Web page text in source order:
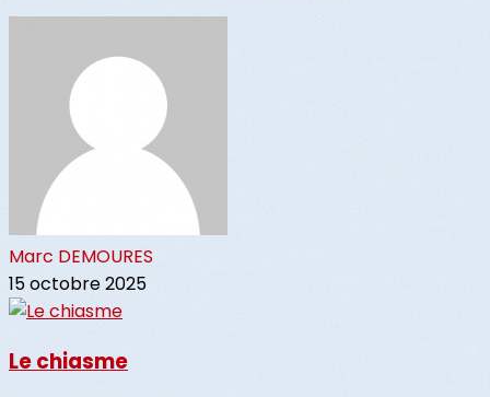
Marc DEMOURES
15 octobre 2025
Le chiasme